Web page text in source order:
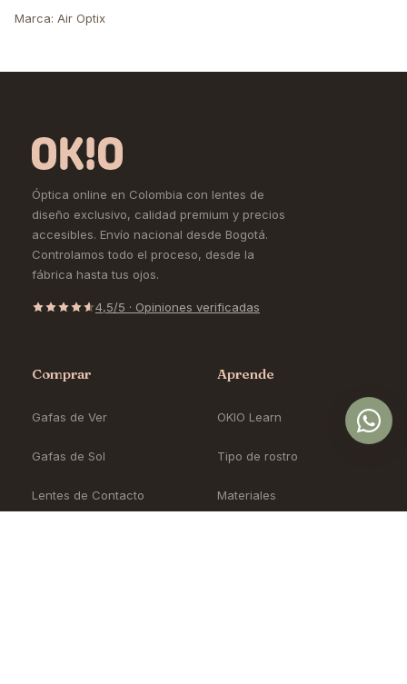
Marca: Air Optix
Óptica online en Colombia con lentes de
diseño exclusivo, calidad premium y precios
accesibles. Envío nacional desde Bogotá.
Controlamos todo el proceso, desde la
fábrica hasta tus ojos.
4,5/5 · Opiniones verificadas
Comprar
Gafas de Ver
Gafas de Sol
Lentes de Contacto
Aprende
OKIO Learn
Tipo de rostro
Materiales